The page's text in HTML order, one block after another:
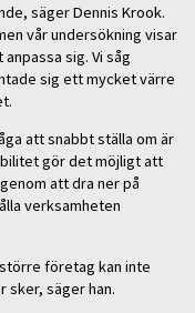
säger Dennis Krook.
vår undersökning visar
sig. Vi såg
sig ett mycket värre
att snabbt ställa om är
gör det möjligt att
att dra ner på
verksamheten
företag kan inte
sker, säger han.